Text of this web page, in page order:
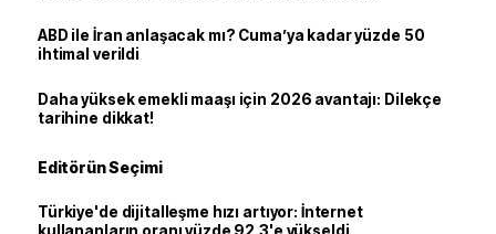
ABD ile İran anlaşacak mı? Cuma’ya kadar yüzde 50
ihtimal verildi
Daha yüksek emekli maaşı için 2026 avantajı: Dilekçe
tarihine dikkat!
Editörün Seçimi
Türkiye'de dijitalleşme hızı artıyor: İnternet